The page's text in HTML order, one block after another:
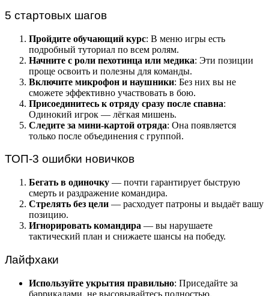
5 стартовых шагов
Пройдите обучающий курс: В меню игры есть
подробный туториал по всем ролям.
Начните с роли пехотинца или медика: Эти позиции
проще освоить и полезны для команды.
Включите микрофон и наушники: Без них вы не
сможете эффективно участвовать в бою.
Присоединитесь к отряду сразу после спавна:
Одинокий игрок — лёгкая мишень.
Следите за мини-картой отряда: Она появляется
только после объединения с группой.
ТОП-3 ошибки новичков
Бегать в одиночку — почти гарантирует быструю
смерть и раздражение командира.
Стрелять без цели — расходует патроны и выдаёт вашу
позицию.
Игнорировать командира — вы нарушаете
тактический план и снижаете шансы на победу.
Лайфхаки
Используйте укрытия правильно: Приседайте за
баррикадами, не высовывайтесь полностью.